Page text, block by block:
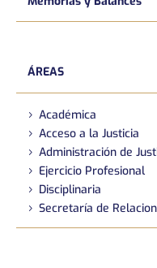
ÁREAS
Académica
Acceso a la Justicia
Administración de
Ejercicio Profesional
Disciplinaria
Secretaría de